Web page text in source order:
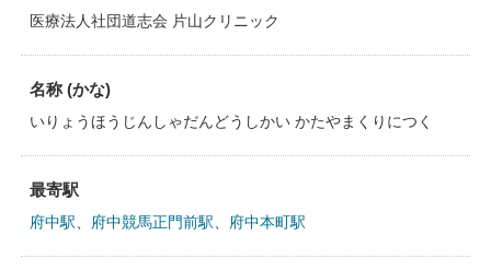
医療法人社団道志会 片山クリニック
名称 (かな)
いりょうほうじんしゃだんどうしかい かたやまくりにつく
最寄駅
府中駅 府中競馬正門前駅 府中本町駅